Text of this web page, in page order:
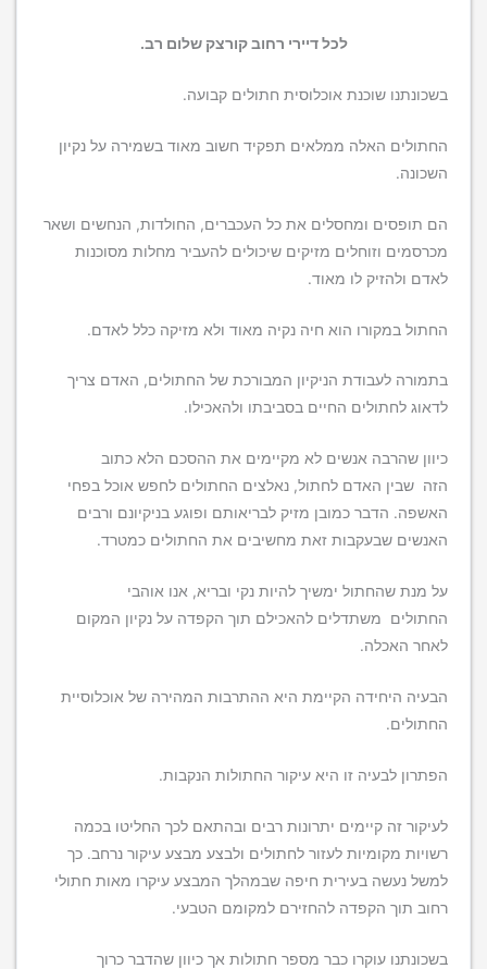
לכל דיירי רחוב קורצק שלום רב.
בשכונתנו שוכנת אוכלוסית חתולים קבועה.
החתולים האלה ממלאים תפקיד חשוב מאוד בשמירה על נקיון
השכונה.
הם תופסים ומחסלים את כל העכברים, החולדות, הנחשים ושאר
מכרסמים וזוחלים מזיקים שיכולים להעביר מחלות מסוכנות
לאדם ולהזיק לו מאוד.
החתול במקורו הוא חיה נקיה מאוד ולא מזיקה כלל לאדם.
בתמורה לעבודת הניקיון המבורכת של החתולים, האדם צריך
לדאוג לחתולים החיים בסביבתו ולהאכילו.
כיוון שהרבה אנשים לא מקיימים את ההסכם הלא כתוב
הזה שבין האדם לחתול, נאלצים החתולים לחפש אוכל בפחי
האשפה. הדבר כמובן מזיק לבריאותם ופוגע בניקיונם ורבים
האנשים שבעקבות זאת מחשיבים את החתולים כמטרד.
על מנת שהחתול ימשיך להיות נקי ובריא, אנו אוהבי
החתולים משתדלים להאכילם תוך הקפדה על נקיון המקום
לאחר האכלה.
הבעיה היחידה הקיימת היא ההתרבות המהירה של אוכלוסיית
החתולים.
הפתרון לבעיה זו היא עיקור החתולות הנקבות.
לעיקור זה קיימים יתרונות רבים ובהתאם לכך החליטו בכמה
רשויות מקומיות לעזור לחתולים ולבצע מבצע עיקור נרחב. כך
למשל נעשה בעירית חיפה שבמהלך המבצע עיקרו מאות חתולי
רחוב תוך הקפדה להחזירם למקומם הטבעי.
בשכונתנו עוקרו כבר מספר חתולות אך כיוון שהדבר כרוך